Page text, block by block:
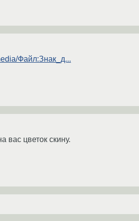
Файл:Знак_д...
цветок скину.